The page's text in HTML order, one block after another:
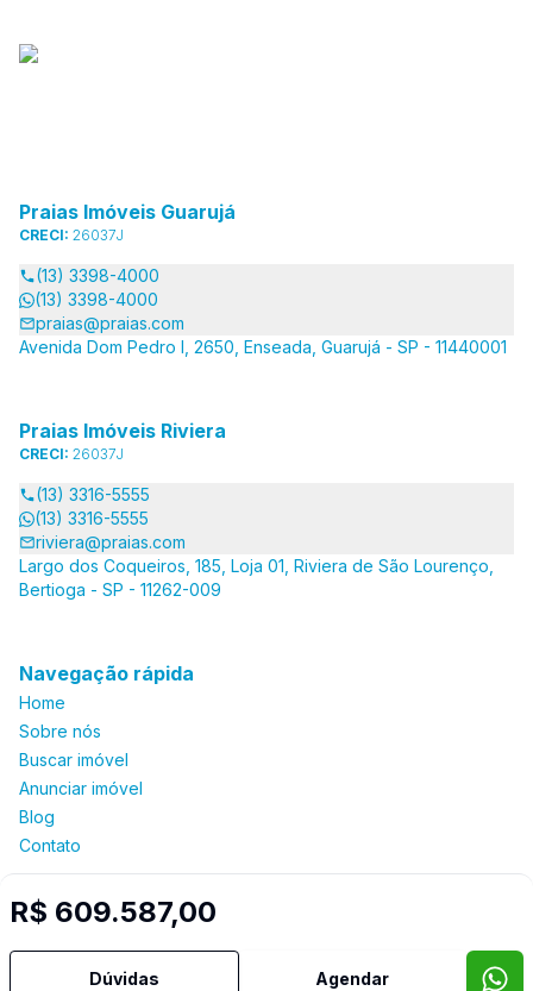
R$ 609.587,00
Dúvidas Agendar
Praias Imóveis Guarujá
CRECI: 26037J
(13) 3398-4000
(13) 3398-4000
praias@praias.com
Avenida Dom Pedro I, 2650, Enseada, Guarujá - SP - 11440001
Praias Imóveis Riviera
CRECI: 26037J
(13) 3316-5555
(13) 3316-5555
riviera@praias.com
Largo dos Coqueiros, 185, Loja 01, Riviera de São Lourenço,
Bertioga - SP - 11262-009
Navegação rápida
Home
Sobre nós
Buscar imóvel
Anunciar imóvel
Blog
Contato
Selo de Tecnologia Loft